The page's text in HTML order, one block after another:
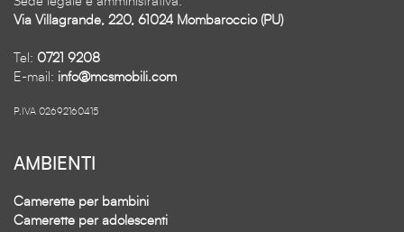
Via Villagrande, 220, 61024 Mombaroccio (PU)
Tel: 0721 9208
E-mail: info@mcsmobili.com
P.IVA 02692160415
AMBIENTI
Camerette per bambini
Camerette per adolescenti